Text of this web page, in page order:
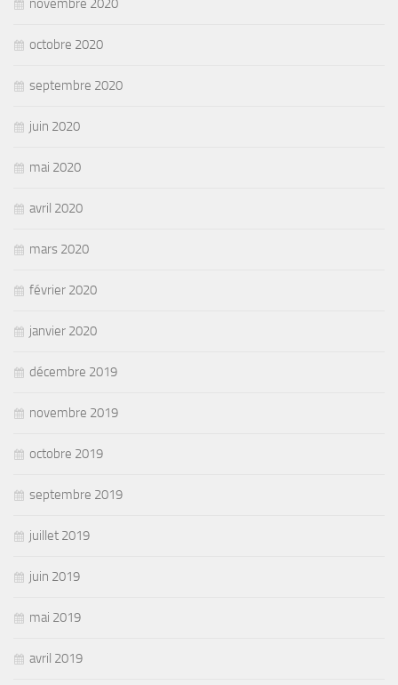
octobre 2020
septembre 2020
juin 2020
mai 2020
avril 2020
mars 2020
février 2020
janvier 2020
décembre 2019
novembre 2019
octobre 2019
septembre 2019
juillet 2019
juin 2019
mai 2019
avril 2019